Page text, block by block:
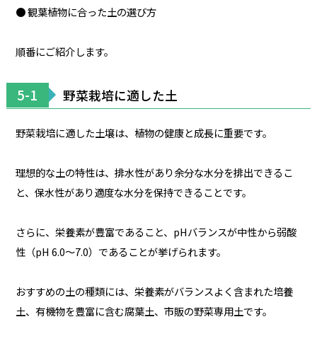
● 観葉植物に合った土の選び方
順番にご紹介します。
5-1 野菜栽培に適した土
野菜栽培に適した土壌は、植物の健康と成長に重要です。
理想的な土の特性は、排水性があり余分な水分を排出できるこ
と、保水性があり適度な水分を保持できることです。
さらに、栄養素が豊富であること、pHバランスが中性から弱酸
性（pH 6.0〜7.0）であることが挙げられます。
おすすめの土の種類には、栄養素がバランスよく含まれた培養
土、有機物を豊富に含む腐葉土、市販の野菜専用土です。